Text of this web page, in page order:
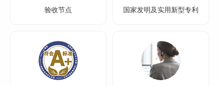
验收节点 国家发明及实用新型专利